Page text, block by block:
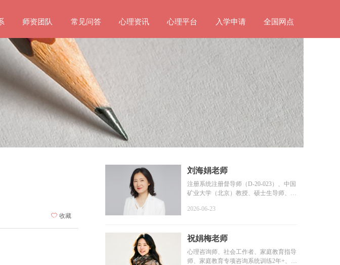
师资团队 常见问答 心理资讯 心理平台 入学申请 全国网点
ꄀ 收藏
刘海娟老师
注册系统注册督导师（D-20-023）、中国
矿业大学（北京）教授、硕士生导师、教
2026-06-23
祝娟梅老师
心理咨询师、社会工作者、家庭教育指导
师、家庭教育专项咨询系统训练2年+、个